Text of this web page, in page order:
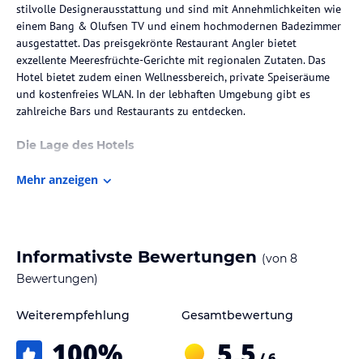
stilvolle Designerausstattung und sind mit Annehmlichkeiten wie
einem Bang & Olufsen TV und einem hochmodernen Badezimmer
ausgestattet. Das preisgekrönte Restaurant Angler bietet
exzellente Meeresfrüchte-Gerichte mit regionalen Zutaten. Das
Hotel bietet zudem einen Wellnessbereich, private Speiseräume
und kostenfreies WLAN. In der lebhaften Umgebung gibt es
zahlreiche Bars und Restaurants zu entdecken.
Die Lage des Hotels
Haltestelle Liverpool Street entfernt, was eine bequeme
Gehminuten vom Wolkenkratzer The Gherkin entfernt. Die
Umgebung bietet eine Vielzahl von gastronomischen
Einrichtungen und ist ideal für Gäste, die das kosmopolitische
etwa 14 km entfernt.
Zimmer / Unterbringung im Hotel
Mehr anzeigen
Informativste Bewertungen (von 8
Bewertungen)
Weiterempfehlung Gesamtbewertung